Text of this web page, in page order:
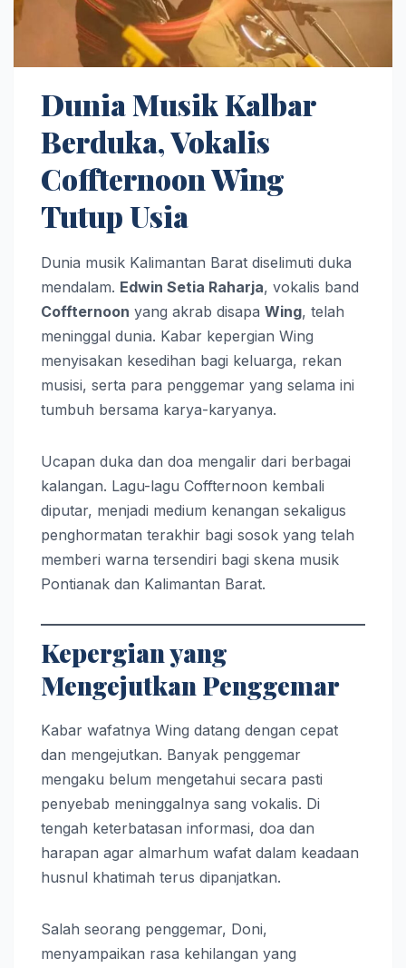
Dunia Musik Kalbar
Berduka, Vokalis
Coffternoon Wing
Tutup Usia
Dunia musik Kalimantan Barat diselimuti duka
mendalam. Edwin Setia Raharja, vokalis band
Coffternoon yang akrab disapa Wing, telah
meninggal dunia. Kabar kepergian Wing
menyisakan kesedihan bagi keluarga, rekan
musisi, serta para penggemar yang selama ini
tumbuh bersama karya-karyanya.
Ucapan duka dan doa mengalir dari berbagai
kalangan. Lagu-lagu Coffternoon kembali
diputar, menjadi medium kenangan sekaligus
penghormatan terakhir bagi sosok yang telah
memberi warna tersendiri bagi skena musik
Pontianak dan Kalimantan Barat.
Kepergian yang
Mengejutkan Penggemar
Kabar wafatnya Wing datang dengan cepat
dan mengejutkan. Banyak penggemar
mengaku belum mengetahui secara pasti
penyebab meninggalnya sang vokalis. Di
tengah keterbatasan informasi, doa dan
harapan agar almarhum wafat dalam keadaan
husnul khatimah terus dipanjatkan.
Salah seorang penggemar, Doni,
menyampaikan rasa kehilangan yang